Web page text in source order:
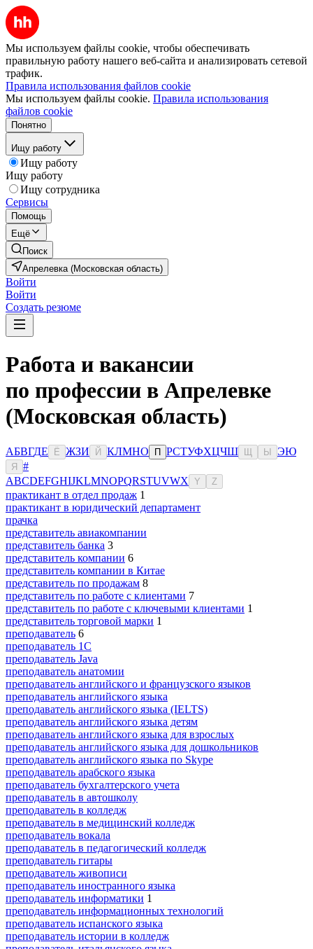
Мы используем файлы cookie, чтобы обеспечивать
правильную работу нашего веб-сайта и анализировать сетевой
трафик.
Правила использования файлов cookie
Мы используем файлы cookie. Правила использования
файлов cookie
Понятно
Ищу работу
Ищу работу
Ищу работу
Ищу сотрудника
Сервисы
Помощь
Ещё
Поиск
Апрелевка (Московская область)
Войти
Войти
Создать резюме
Работа и вакансии
по профессии в Апрелевке
(Московская область)
АБВГДЕ Ё ЖЗИ Й КЛМНО П РСТУФХЦЧШ Ы ЭЮ
Я
#
ABCDEFGHIJKLMNOPQRSTUVWX Y Z
практикант в отдел продаж 1
практикант в юридический департамент
прачка
представитель авиакомпании
представитель банка 3
представитель компании 6
представитель компании в Китае
представитель по продажам 8
представитель по работе с клиентами 7
представитель по работе с ключевыми клиентами 1
представитель торговой марки 1
преподаватель 6
преподаватель 1С
преподаватель Java
преподаватель анатомии
преподаватель английского и французского языков
преподаватель английского языка
преподаватель английского языка (IELTS)
преподаватель английского языка детям
преподаватель английского языка для взрослых
преподаватель английского языка для дошкольников
преподаватель английского языка по Skype
преподаватель арабского языка
преподаватель бухгалтерского учета
преподаватель в автошколу
преподаватель в колледж
преподаватель в медицинский колледж
преподаватель вокала
преподаватель в педагогический колледж
преподаватель гитары
преподаватель живописи
преподаватель иностранного языка
преподаватель информатики 1
преподаватель информационных технологий
преподаватель испанского языка
преподаватель истории в колледж